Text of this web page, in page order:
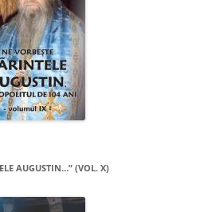
AUGUSTIN…” (VOL. X)